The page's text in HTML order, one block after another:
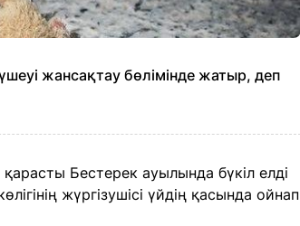
жансақтау бөлімінде жатыр, деп
Бестерек ауылында бүкіл елді
жүргізушісі үйдің қасында ойнап